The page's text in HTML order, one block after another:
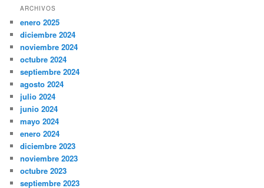
ARCHIVOS
enero 2025
diciembre 2024
noviembre 2024
octubre 2024
septiembre 2024
agosto 2024
julio 2024
junio 2024
mayo 2024
enero 2024
diciembre 2023
noviembre 2023
octubre 2023
septiembre 2023